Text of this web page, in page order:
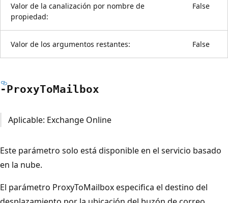
Valor de la canalización por nombre de
propiedad:
False
Valor de los argumentos restantes: False
-ProxyToMailbox
Aplicable: Exchange Online
Este parámetro solo está disponible en el servicio basado
en la nube.
El parámetro ProxyToMailbox especifica el destino del